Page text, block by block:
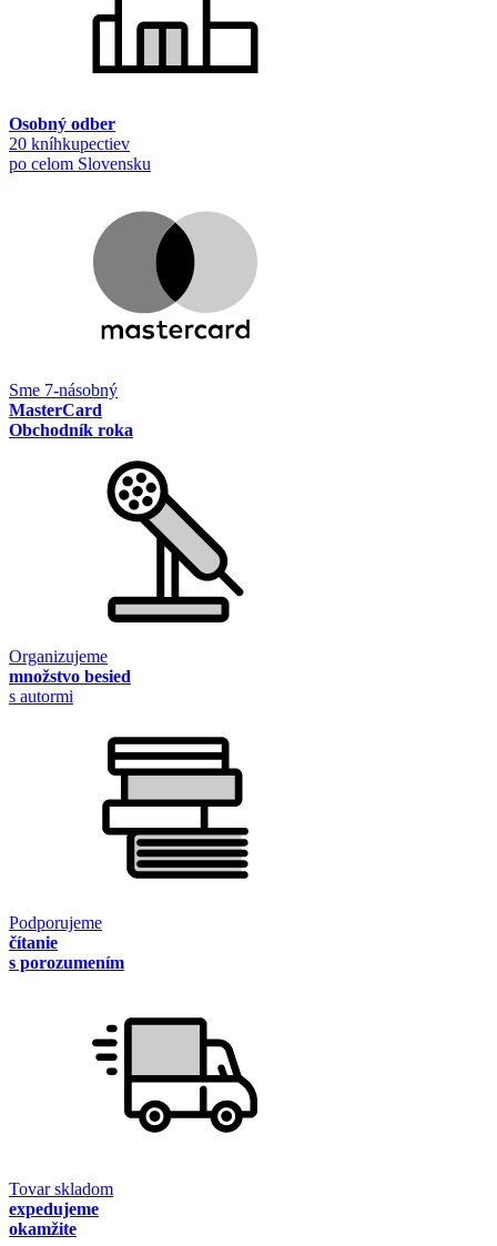
Osobný odber
20 kníhkupectiev
po celom Slovensku
Sme 7-násobný
MasterCard
Obchodník roka
Organizujeme
množstvo besied
s autormi
Podporujeme
čítanie
s porozumením
Tovar skladom
expedujeme
okamžite